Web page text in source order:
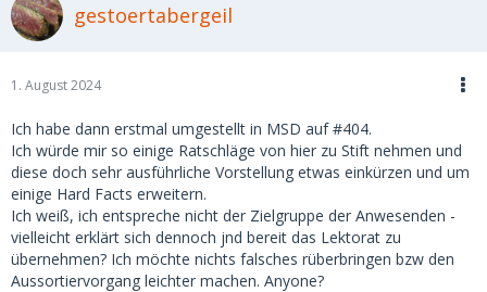
gestoertabergeil
1. August 2024
Ich habe dann erstmal umgestellt in MSD auf #404.
Ich würde mir so einige Ratschläge von hier zu Stift nehmen und
diese doch sehr ausführliche Vorstellung etwas einkürzen und um
einige Hard Facts erweitern.
Ich weiß, ich entspreche nicht der Zielgruppe der Anwesenden -
vielleicht erklärt sich dennoch jnd bereit das Lektorat zu
übernehmen? Ich möchte nichts falsches rüberbringen bzw den
Aussortiervorgang leichter machen. Anyone?